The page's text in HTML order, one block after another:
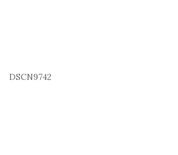
DSCN9742